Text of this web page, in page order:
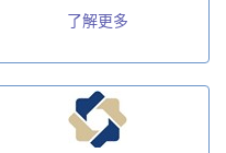
了解更多